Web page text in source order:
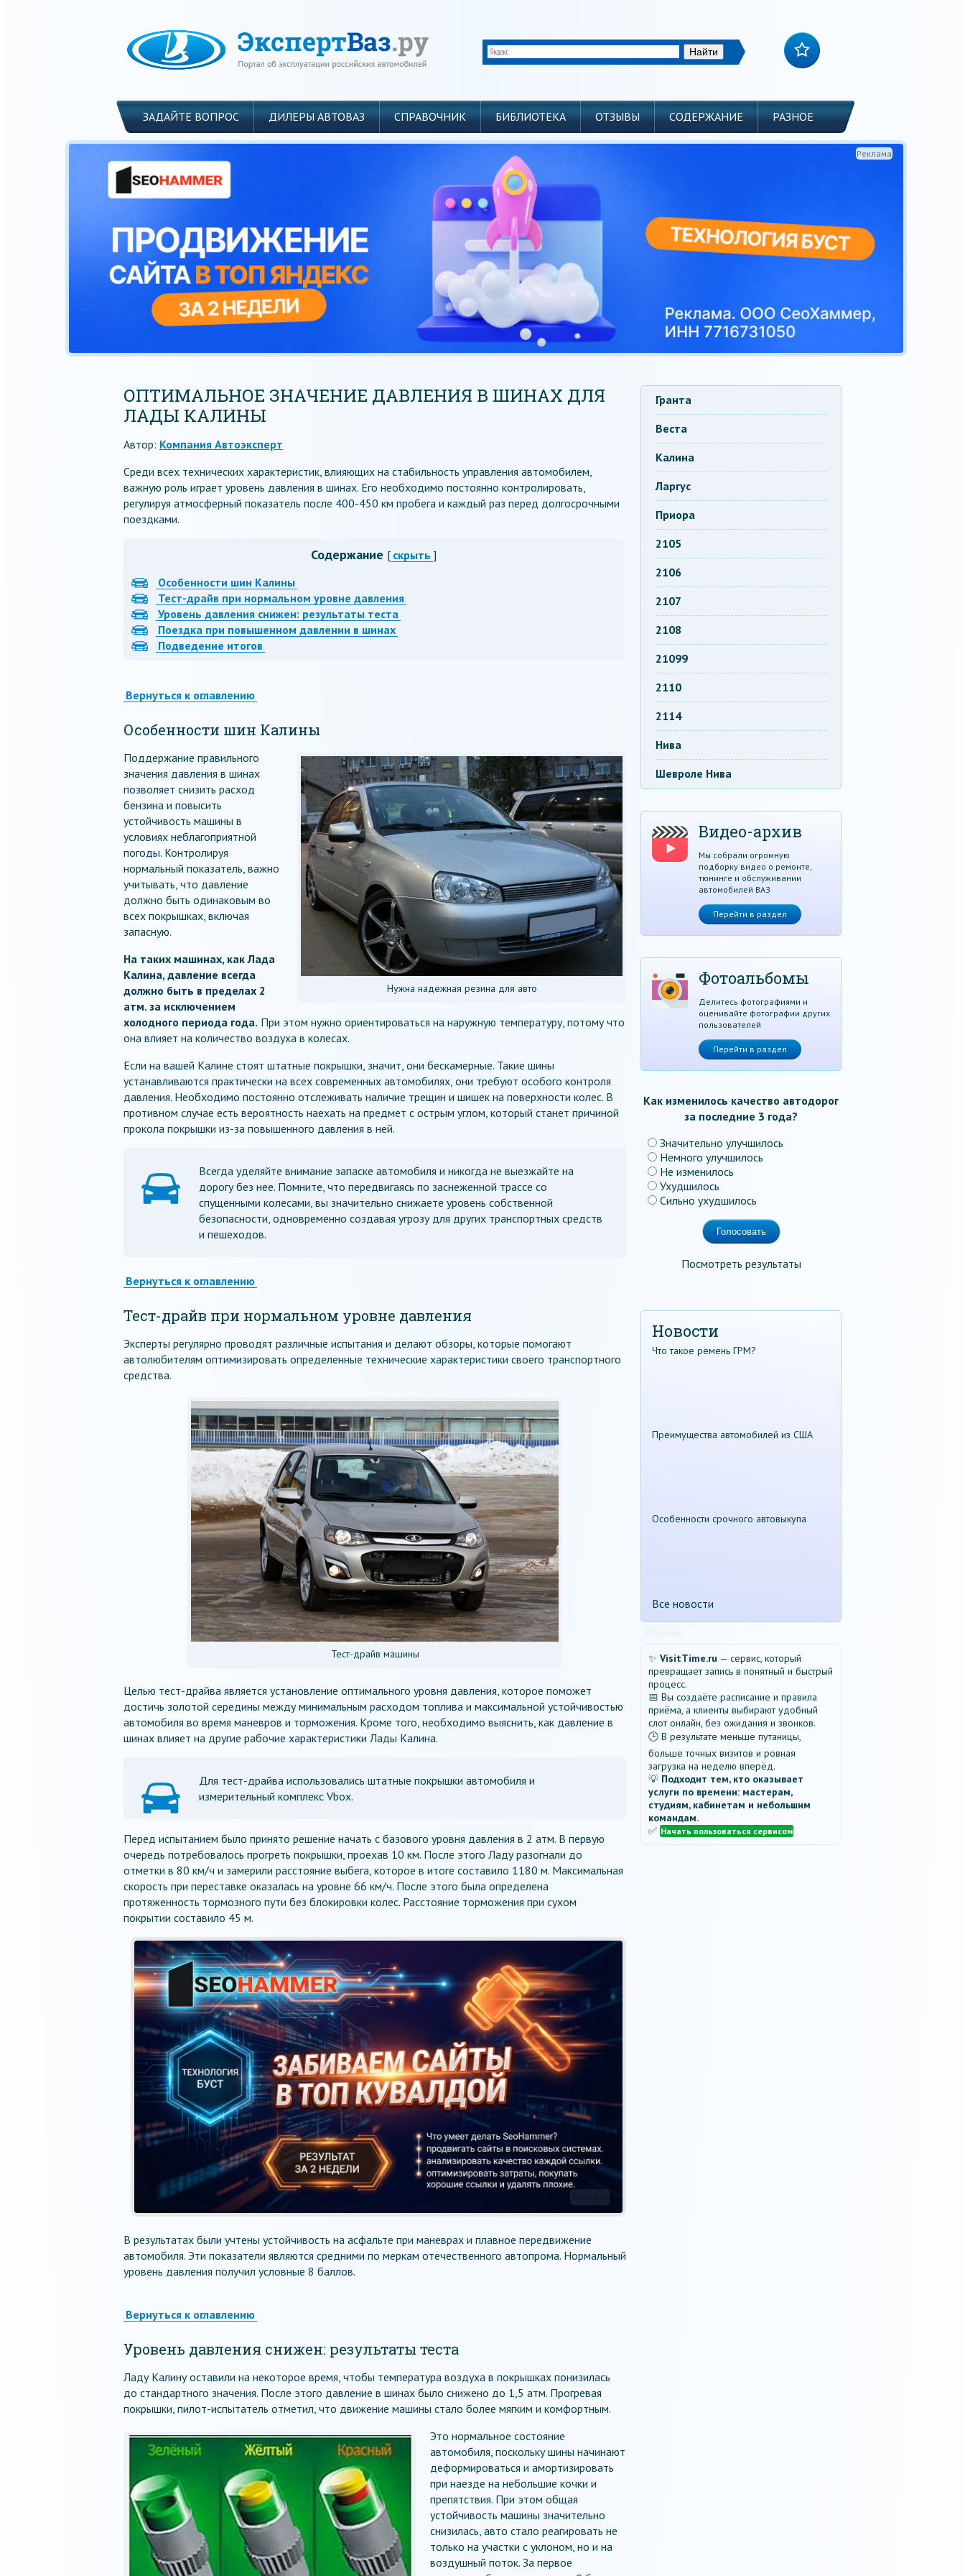
ЗАДАЙТЕ ВОПРОС ДИЛЕРЫ АВТОВАЗ СПРАВОЧНИК БИБЛИОТЕКА ОТЗЫВЫ СОДЕРЖАНИЕ РАЗНОЕ
Реклама
ОПТИМАЛЬНОЕ ЗНАЧЕНИЕ ДАВЛЕНИЯ В ШИНАХ ДЛЯ
ЛАДЫ КАЛИНЫ
Автор: Компания Автоэксперт
Среди всех технических характеристик, влияющих на стабильность управления автомобилем,
важную роль играет уровень давления в шинах. Его необходимо постоянно контролировать,
регулируя атмосферный показатель после 400-450 км пробега и каждый раз перед долгосрочными
поездками.
Содержание [ скрыть ]
Особенности шин Калины
Тест-драйв при нормальном уровне давления
Уровень давления снижен: результаты теста
Поездка при повышенном давлении в шинах
Подведение итогов
Вернуться к оглавлению
Особенности шин Калины
Нужна надежная резина для авто
Поддержание правильного
значения давления в шинах
позволяет снизить расход
бензина и повысить
устойчивость машины в
условиях неблагоприятной
погоды. Контролируя
нормальный показатель, важно
учитывать, что давление
должно быть одинаковым во
всех покрышках, включая
запасную.
На таких машинах, как Лада
Калина, давление всегда
должно быть в пределах 2
атм. за исключением
холодного периода года. При этом нужно ориентироваться на наружную температуру, потому что
она влияет на количество воздуха в колесах.
Если на вашей Калине стоят штатные покрышки, значит, они бескамерные. Такие шины
устанавливаются практически на всех современных автомобилях, они требуют особого контроля
давления. Необходимо постоянно отслеживать наличие трещин и шишек на поверхности колес. В
противном случае есть вероятность наехать на предмет с острым углом, который станет причиной
прокола покрышки из-за повышенного давления в ней.
Всегда уделяйте внимание запаске автомобиля и никогда не выезжайте на
дорогу без нее. Помните, что передвигаясь по заснеженной трассе со
спущенными колесами, вы значительно снижаете уровень собственной
безопасности, одновременно создавая угрозу для других транспортных средств
и пешеходов.
Вернуться к оглавлению
Тест-драйв при нормальном уровне давления
Эксперты регулярно проводят различные испытания и делают обзоры, которые помогают
автолюбителям оптимизировать определенные технические характеристики своего транспортного
средства.
Тест-драйв машины
Целью тест-драйва является установление оптимального уровня давления, которое поможет
достичь золотой середины между минимальным расходом топлива и максимальной устойчивостью
автомобиля во время маневров и торможения. Кроме того, необходимо выяснить, как давление в
шинах влияет на другие рабочие характеристики Лады Калина.
Для тест-драйва использовались штатные покрышки автомобиля и
измерительный комплекс Vbox.
Перед испытанием было принято решение начать с базового уровня давления в 2 атм. В первую
очередь потребовалось прогреть покрышки, проехав 10 км. После этого Ладу разогнали до
отметки в 80 км/ч и замерили расстояние выбега, которое в итоге составило 1180 м. Максимальная
скорость при переставке оказалась на уровне 66 км/ч. После этого была определена
протяженность тормозного пути без блокировки колес. Расстояние торможения при сухом
покрытии составило 45 м.
В результатах были учтены устойчивость на асфальте при маневрах и плавное передвижение
автомобиля. Эти показатели являются средними по меркам отечественного автопрома. Нормальный
уровень давления получил условные 8 баллов.
Вернуться к оглавлению
Уровень давления снижен: результаты теста
Ладу Калину оставили на некоторое время, чтобы температура воздуха в покрышках понизилась
до стандартного значения. После этого давление в шинах было снижено до 1,5 атм. Прогревая
покрышки, пилот-испытатель отметил, что движение машины стало более мягким и комфортным.
Это нормальное состояние
автомобиля, поскольку шины начинают
деформироваться и амортизировать
при наезде на небольшие кочки и
препятствия. При этом общая
устойчивость машины значительно
снизилась, авто стало реагировать не
только на участки с уклоном, но и на
воздушный поток. За первое
Гранта
Веста
Калина
Ларгус
Приора
2105
2106
2107
2108
21099
2110
2114
Нива
Шевроле Нива
Видео-архив
Мы собрали огромную
подборку видео о ремонте,
тюнинге и обслуживании
автомобилей ВАЗ
Перейти в раздел
Фотоальбомы
Делитесь фотографиями и
оценивайте фотографии других
пользователей
Перейти в раздел
Как изменилось качество автодорог
за последние 3 года?
Значительно улучшилось
Немного улучшилось
Не изменилось
Ухудшилось
Сильно ухудшилось
Посмотреть результаты
Новости
Что такое ремень ГРМ?
Преимущества автомобилей из США
Особенности срочного автовыкупа
Все новости
✨ VisitTime.ru — сервис, который
превращает запись в понятный и быстрый
процесс.
📅 Вы создаёте расписание и правила
приёма, а клиенты выбирают удобный
слот онлайн, без ожидания и звонков.
🕒 В результате меньше путаницы,
больше точных визитов и ровная
загрузка на неделю вперёд.
💡 Подходит тем, кто оказывает
услуги по времени: мастерам,
студиям, кабинетам и небольшим
командам.
✅ Начать пользоваться сервисом